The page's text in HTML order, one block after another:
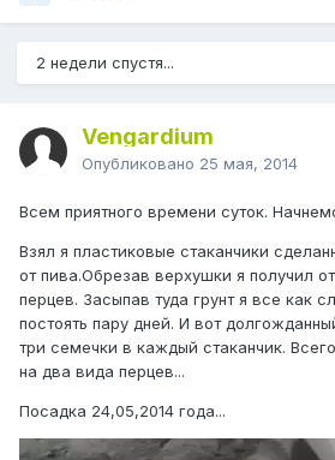
2 недели спустя...
Vengardium
Опубликовано 25 мая, 2014
Всем приятного времени суток.
Взял я пластиковые стаканчики
от пива.Обрезав верхушки я получил
перцев. Засыпав туда грунт я все как
постоять пару дней. И вот
три семечки в каждый стаканчик.
на два вида перцев...
Посадка 24,05,2014 года...